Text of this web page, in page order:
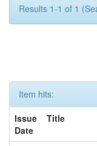
Results 1-1 of 1
Item hits:
Issue
Date
Title